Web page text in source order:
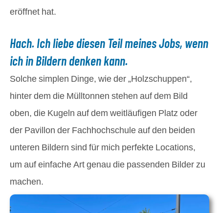
eröffnet hat.
Hach. Ich liebe diesen Teil meines Jobs, wenn
ich in Bildern denken kann.
Solche simplen Dinge, wie der „Holzschuppen“,
hinter dem die Mülltonnen stehen auf dem Bild
oben, die Kugeln auf dem weitläufigen Platz oder
der Pavillon der Fachhochschule auf den beiden
unteren Bildern sind für mich perfekte Locations,
um auf einfache Art genau die passenden Bilder zu
machen.